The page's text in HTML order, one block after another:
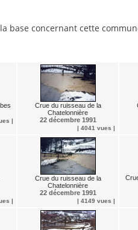
base concernant cette
|
Crue du ruisseau de la
Chatelonnière
22 décembre 1991
| 4041 vues |
|
Crue du ruisseau de la
Chatelonnière
22 décembre 1991
| 4149 vues |